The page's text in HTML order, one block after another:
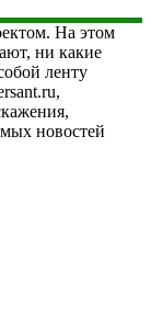
На этом
ни какие
ленту
новостей